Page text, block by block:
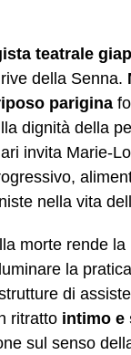
teatrale
della Senna.
parigina
dignità della
invita Marie-
nella vita
morte rende
la
di
ritratto intimo e
sul senso